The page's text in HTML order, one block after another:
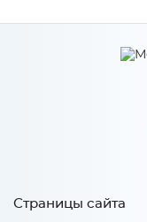
Производитель
Страницы сайта